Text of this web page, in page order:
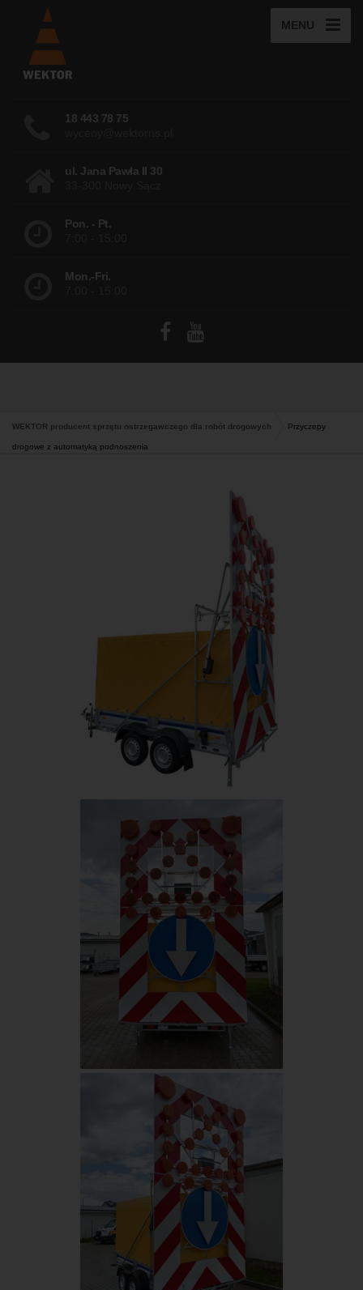
MENU
18 443 78 75
ul. Jana Pawła II 30
Pon. - Pt.
Mon.-Fri.
WEKTOR producent sprzętu ostrzegawczego dla robót drogowych Przyczepy
drogowe z automatyką podnoszenia